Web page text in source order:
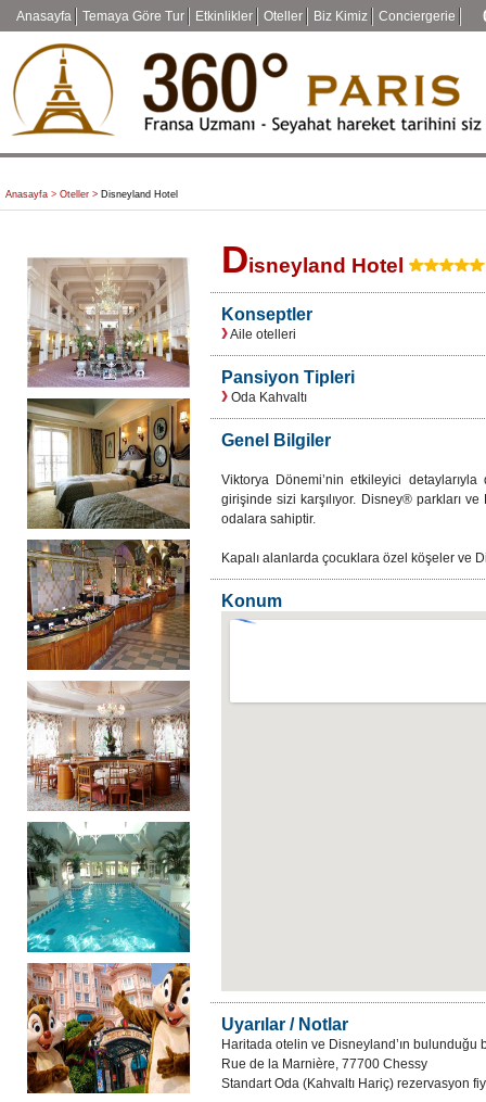
Anasayfa Temaya Göre Tur Etkinlikler Oteller Biz Kimiz Conciergerie
Anasayfa > Oteller > Disneyland Hotel
Disneyland Hotel
Konseptler
Aile otelleri
Pansiyon Tipleri
Oda Kahvaltı
Genel Bilgiler
Viktorya Dönemi’nin etkileyici
girişinde sizi karşılıyor. Disney® parkları
odalara sahiptir.
Kapalı alanlarda çocuklara özel köşeler ve
Konum
Uyarılar / Notlar
Haritada otelin ve Disneyland’ın bulunduğu
Rue de la Marnière, 77700 Chessy
Standart Oda (Kahvaltı Hariç) rezervasyon